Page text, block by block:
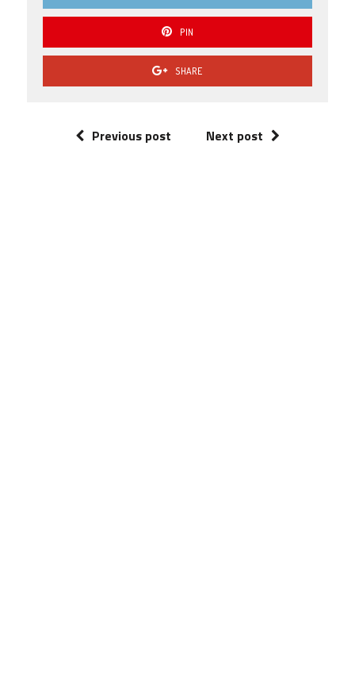
PIN
SHARE
Previous post Next post